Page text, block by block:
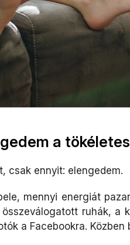
a
csak ennyit: elengedem.
mennyi energiát
ruhák, a
a Facebookra.